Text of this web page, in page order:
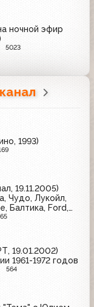
ночной эфир
5023
1993)
19.11.2005)
Чудо, Лукойл,
Балтика, Ford,
Brilltex
19.01.2002)
1961-1972 годов
564